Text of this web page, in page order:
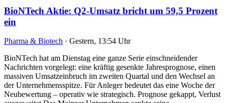
BioNTech Aktie: Q2-Umsatz bricht um 59,5 Prozent
ein
Pharma & Biotech · Gestern, 13:54 Uhr
BioNTech hat am Dienstag eine ganze Serie einschneidender
Nachrichten vorgelegt: eine kräftig gesenkte Jahresprognose, einen
massiven Umsatzeinbruch im zweiten Quartal und den Wechsel an
der Unternehmensspitze. Für Anleger bedeutet das eine Woche der
Neubewertung – operativ wie strategisch. Prognose gekappt, Verlust